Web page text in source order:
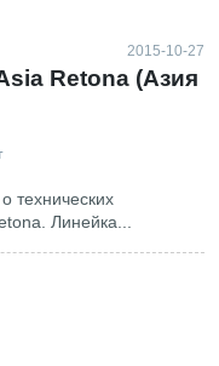
2015-10-27
Retona (Азия
технических
Линейка...